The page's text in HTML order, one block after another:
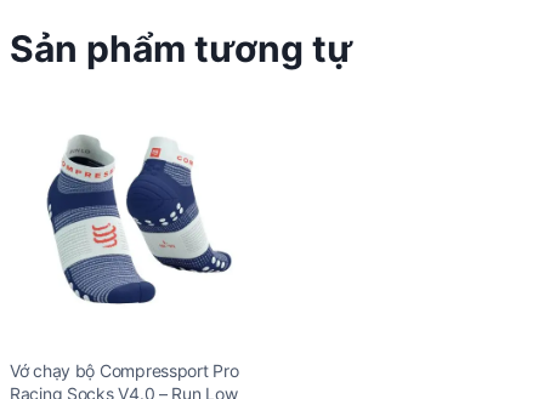
Sản phẩm tương tự
Vớ chạy bộ Compressport Pro
Racing Socks V4.0 – Run Low